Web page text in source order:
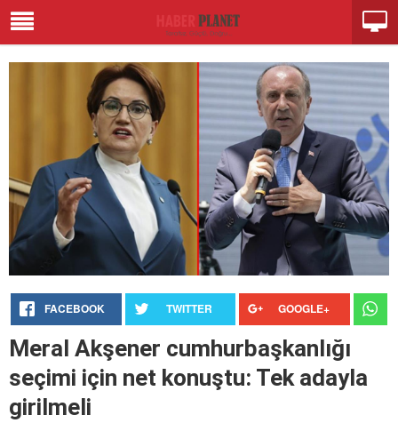
FACEBOOK TWITTER GOOGLE+
Meral Akşener cumhurbaşkanlığı
seçimi için net konuştu: Tek adayla
girilmeli